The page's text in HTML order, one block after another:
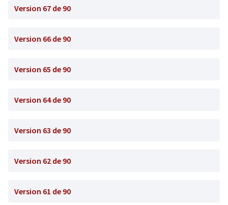
Version 67 de 90
Version 66 de 90
Version 65 de 90
Version 64 de 90
Version 63 de 90
Version 62 de 90
Version 61 de 90